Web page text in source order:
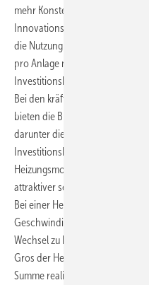
mehr Konstellationen als bei
Innovationsbonus wird für die
die Nutzung von Erd-, Wasser-
pro Anlage nur einmal. Die
Investitionskosten den
Bei den kräftiger eingefärbten
bieten die BEG-2024 bzw. BEG-
darunter die BEG-2023. Mit dem
Investitionskosten über 34 000
Heizungsmodernisierungen die
attraktiver sein.
Bei einer
Geschwindigkeitsbonus oder
Wechsel zu höheren
Gros der
Summe realisiert.